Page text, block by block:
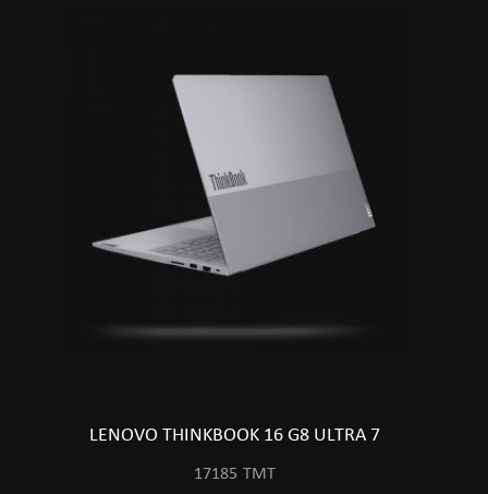
LENOVO THINKBOOK 16 G8 ULTRA 7
17185 TMT